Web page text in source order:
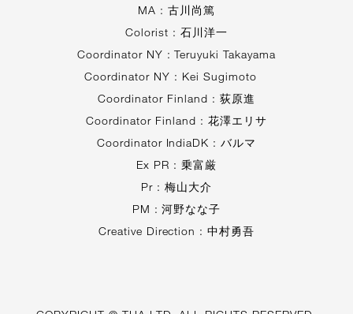
MA : 古川尚篤
Colorist : 石川洋一
Coordinator NY : Teruyuki Takayama
Coordinator NY : Kei Sugimoto
Coordinator Finland : 荻原進
Coordinator Finland : 花澤エリサ
Coordinator IndiaDK : バルマ
Ex PR : 乗富厳
Pr : 梅山大介
PM : 河野なな子
Creative Direction : 中村勇吾